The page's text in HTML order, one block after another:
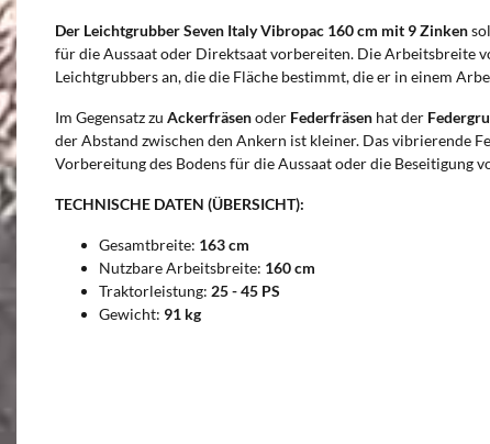
Der Leichtgrubber Seven Italy Vibropac 160 cm mit 9 Zinken
für die Aussaat oder Direktsaat vorbereiten. Die Arbeitsbreite
Leichtgrubbers an, die die Fläche bestimmt, die er in einem
Im Gegensatz zu Ackerfräsenoder Federfräsen hat der
der Abstand zwischen den Ankern ist kleiner. Das vibrierende
Vorbereitung des Bodens für die Aussaat oder die Beseitigung
TECHNISCHE DATEN (ÜBERSICHT):
Gesamtbreite: 163 cm
Nutzbare Arbeitsbreite: 160 cm
Traktorleistung: 25 - 45 PS
Gewicht: 91 kg